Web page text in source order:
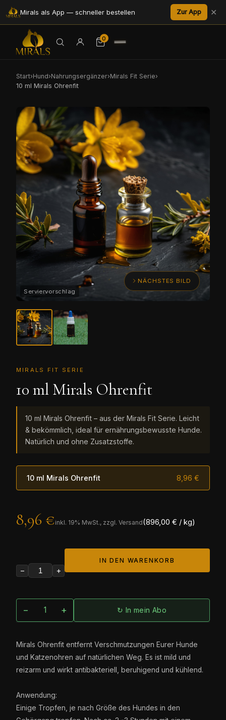
Mirals als App — schneller bestellen Zur App ✕
0
Start›Hund›Nahrungsergänzer›Mirals Fit Serie›
10 ml Mirals Ohrenfit
NÄCHSTES BILD
MIRALS FIT SERIE
10 ml Mirals Ohrenfit
10 ml Mirals Ohrenfit – aus der Mirals Fit Serie. Leicht
& bekömmlich, ideal für ernährungsbewusste Hunde.
Natürlich und ohne Zusatzstoffe.
10 ml Mirals Ohrenfit 8,96 €
8,96 € inkl. 19% MwSt., zzgl. Versand(896,00 € / kg)
− +
IN DEN WARENKORB
− + ↻ In mein Abo
Mirals Ohrenfit entfernt Verschmutzungen Eurer Hunde
und Katzenohren auf natürlichen Weg. Es ist mild und
reizarm und wirkt antibakteriell, beruhigend und kühlend.
Anwendung:
Einige Tropfen, je nach Größe des Hundes in den